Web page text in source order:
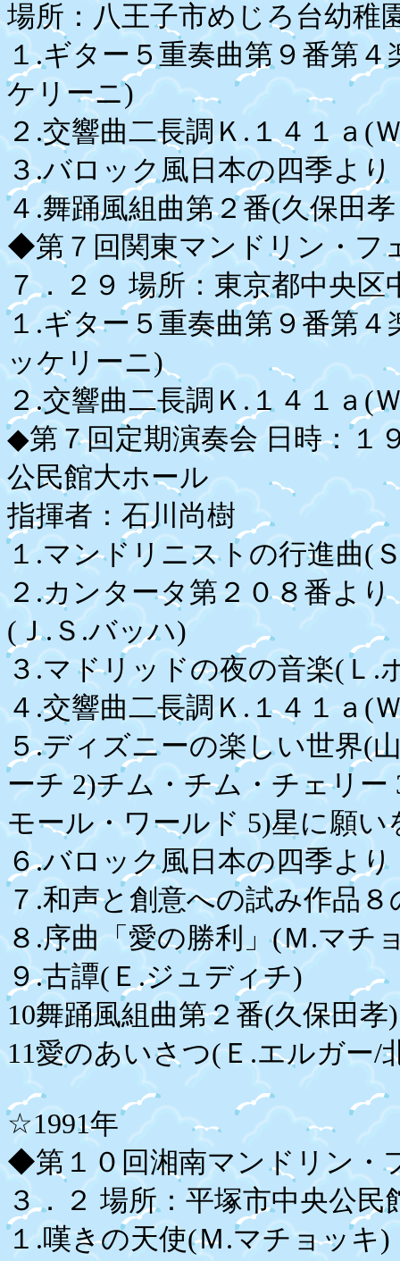
場所：八王子市めじろ台幼稚
１.ギター５重奏曲第９番第
ケリーニ)
２.交響曲二長調Ｋ.１４１ａ(
３.バロック風日本の四季よ
４.舞踊風組曲第２番(久保田
◆第７回関東マンドリン・フ
７．２９ 場所：東京都中央
１.ギター５重奏曲第９番第
ッケリーニ)
２.交響曲二長調Ｋ.１４１ａ(
◆第７回定期演奏会 日時：１
公民館大ホール
指揮者：石川尚樹
１.マンドリニストの行進曲(
２.カンタータ第２０８番よ
(Ｊ.Ｓ.バッハ)
３.マドリッドの夜の音楽(Ｌ.
４.交響曲二長調Ｋ.１４１ａ(
５.ディズニーの楽しい世界(
ーチ 2)チム・チム・チェリ
モール・ワールド 5)星に願い
６.バロック風日本の四季よ
７.和声と創意への試み作品
８.序曲「愛の勝利」(Ｍ.マチ
９.古譚(Ｅ.ジュディチ)
10舞踊風組曲第２番(久保田孝)
11愛のあいさつ(Ｅ.エルガー/
☆1991年
◆第１０回湘南マンドリン・
３．２ 場所：平塚市中央公
１.嘆きの天使(Ｍ.マチョッキ)